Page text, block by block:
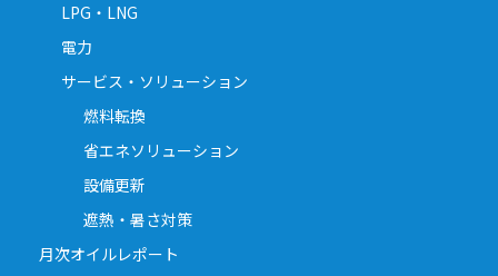
LPG・LNG
電力
サービス・ソリューション
燃料転換
省エネソリューション
設備更新
遮熱・暑さ対策
月次オイルレポート